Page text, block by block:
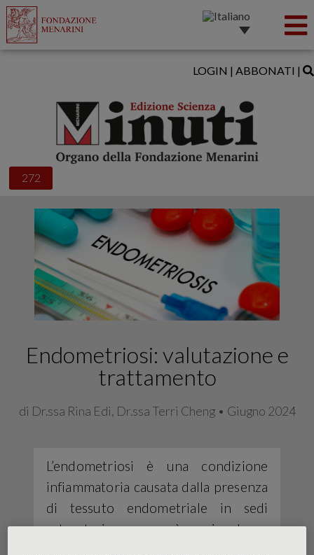
272
LOGIN | ABBONATI |
Endometriosi: valutazione e
trattamento
di Dr.ssa Rina Edi, Dr.ssa Terri Cheng • Giugno 2024
L’endometriosi è una condizione
infiammatoria causata dalla presenza
di tessuto endometriale in sedi
extrauterine e può coinvolgere